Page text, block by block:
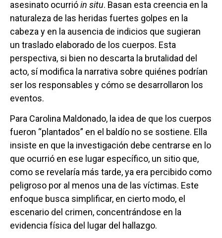
asesinato ocurrióin situ. Basan esta creencia en la
naturaleza de las heridas fuertes golpes en la
cabeza y en la ausencia de indicios que sugieran
un traslado elaborado de los cuerpos. Esta
perspectiva, si bien no descarta la brutalidad del
acto, sí modifica la narrativa sobre quiénes podrían
ser los responsables y cómo se desarrollaron los
eventos.
Para Carolina Maldonado, la idea de que los cuerpos
fueron “plantados” en el baldío no se sostiene. Ella
insiste en que la investigación debe centrarse en lo
que ocurrió en ese lugar específico, un sitio que,
como se revelaría más tarde, ya era percibido como
peligroso por al menos una de las víctimas. Este
enfoque busca simplificar, en cierto modo, el
escenario del crimen, concentrándose en la
evidencia física del lugar del hallazgo.